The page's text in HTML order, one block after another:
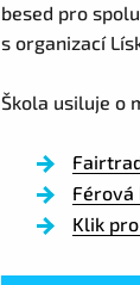
besed pro
s organizací
Škola usiluje o
Férová
Klik